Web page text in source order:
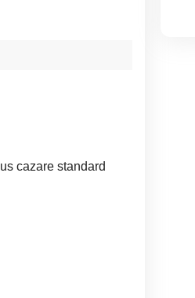
cazare standard